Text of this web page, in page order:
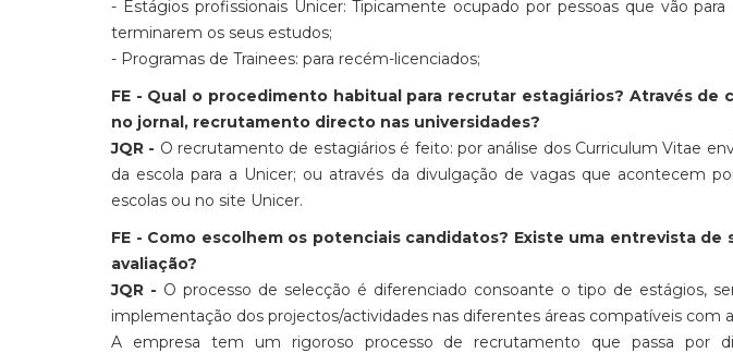
- Estágios profissionais Unicer: Tipicamente ocupado por pessoas que vão
terminarem os seus estudos;
- Programas de Trainees: para recém-licenciados;
FE - Qual o procedimento habitual para recrutar estagiários? Através de
no jornal, recrutamento directo nas universidades?
JQR - O recrutamento de estagiários é feito: por análise dos Curriculum Vitae
da escola para a Unicer; ou através da divulgação de vagas que acontecem
escolas ou no site Unicer.
FE - Como escolhem os potenciais candidatos? Existe uma entrevista de
avaliação?
JQR - O processo de selecção é diferenciado consoante o tipo de estágios,
implementação dos projectos/actividades nas diferentes áreas compatíveis com
A empresa tem um rigoroso processo de recrutamento que passa por